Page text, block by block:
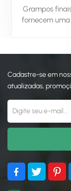
painel
Grampos
fornecem
lugar. Com
propriedades
intempéries,
seu sistema
e eficiente a
Cadastre-se em
atualizadas,